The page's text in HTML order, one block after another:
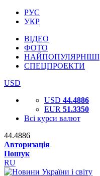
РУС
УКР
ВІДЕО
ФОТО
НАЙПОПУЛЯРНІШІ
СПЕЦПРОЕКТИ
USD
USD 44.4886
EUR 51.3350
Всі курси валют
44.4886
Авторизація
Пошук
RU